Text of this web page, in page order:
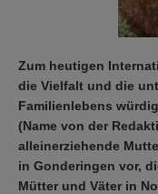
Zum heutigen
die Vielfalt und die
Familienlebens
(Name von der
alleinerziehende
in Gonderingen vor,
Mütter und Väter in